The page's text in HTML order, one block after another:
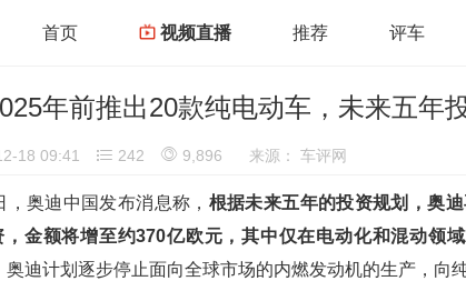
首页 视频直播 推荐 评车
年前推出20款纯电动车，未来五年
18 09:41 242 9,896 来源： 车评网
，奥迪中国发布消息称， 根据未来五年的投资规划，奥
，金额将增至约370亿欧元，其中仅在电动化和混动领
奥迪计划逐步停止面向全球市场的内燃发动机的生产，向